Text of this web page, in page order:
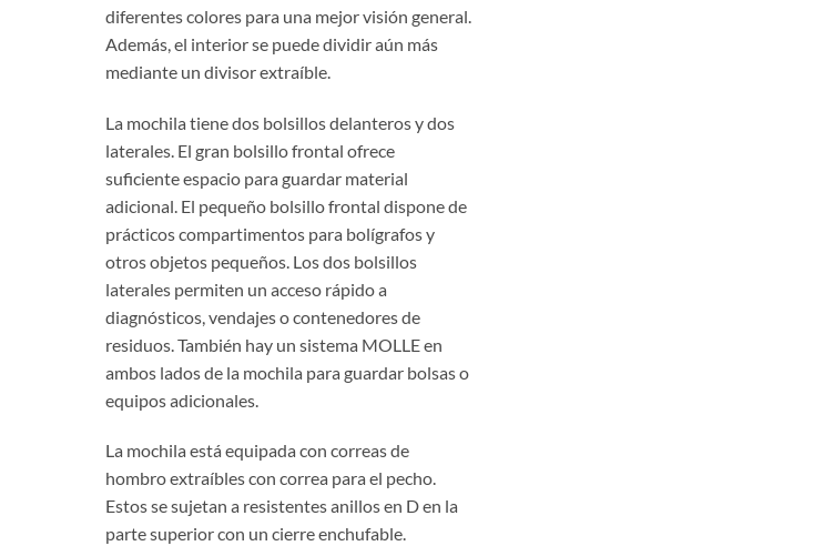
diferentes colores para una mejor visión general.
Además, el interior se puede dividir aún más
mediante un divisor extraíble.
La mochila tiene dos bolsillos delanteros y dos
laterales. El gran bolsillo frontal ofrece
suficiente espacio para guardar material
adicional. El pequeño bolsillo frontal dispone de
prácticos compartimentos para bolígrafos y
otros objetos pequeños. Los dos bolsillos
laterales permiten un acceso rápido a
diagnósticos, vendajes o contenedores de
residuos. También hay un sistema MOLLE en
ambos lados de la mochila para guardar bolsas o
equipos adicionales.
La mochila está equipada con correas de
hombro extraíbles con correa para el pecho.
Estos se sujetan a resistentes anillos en D en la
parte superior con un cierre enchufable.